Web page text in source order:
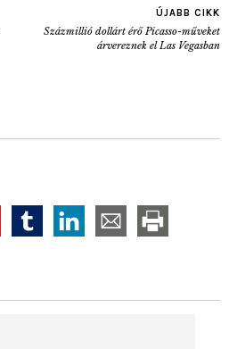
ÚJABB CIKK
Százmillió dollárt érő Picasso-műveket
árvereznek el Las Vegasban